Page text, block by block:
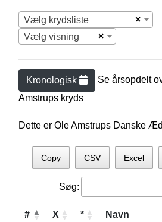
×
Vælg krydsliste
×
Vælg visning
Kronologisk Se årsopdelt
Amstrups kryds
Dette er Ole Amstrups Danske
Copy CSV Excel
Søg:
# X * Navn